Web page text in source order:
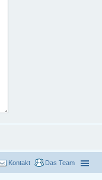
Das Team
Kontakt